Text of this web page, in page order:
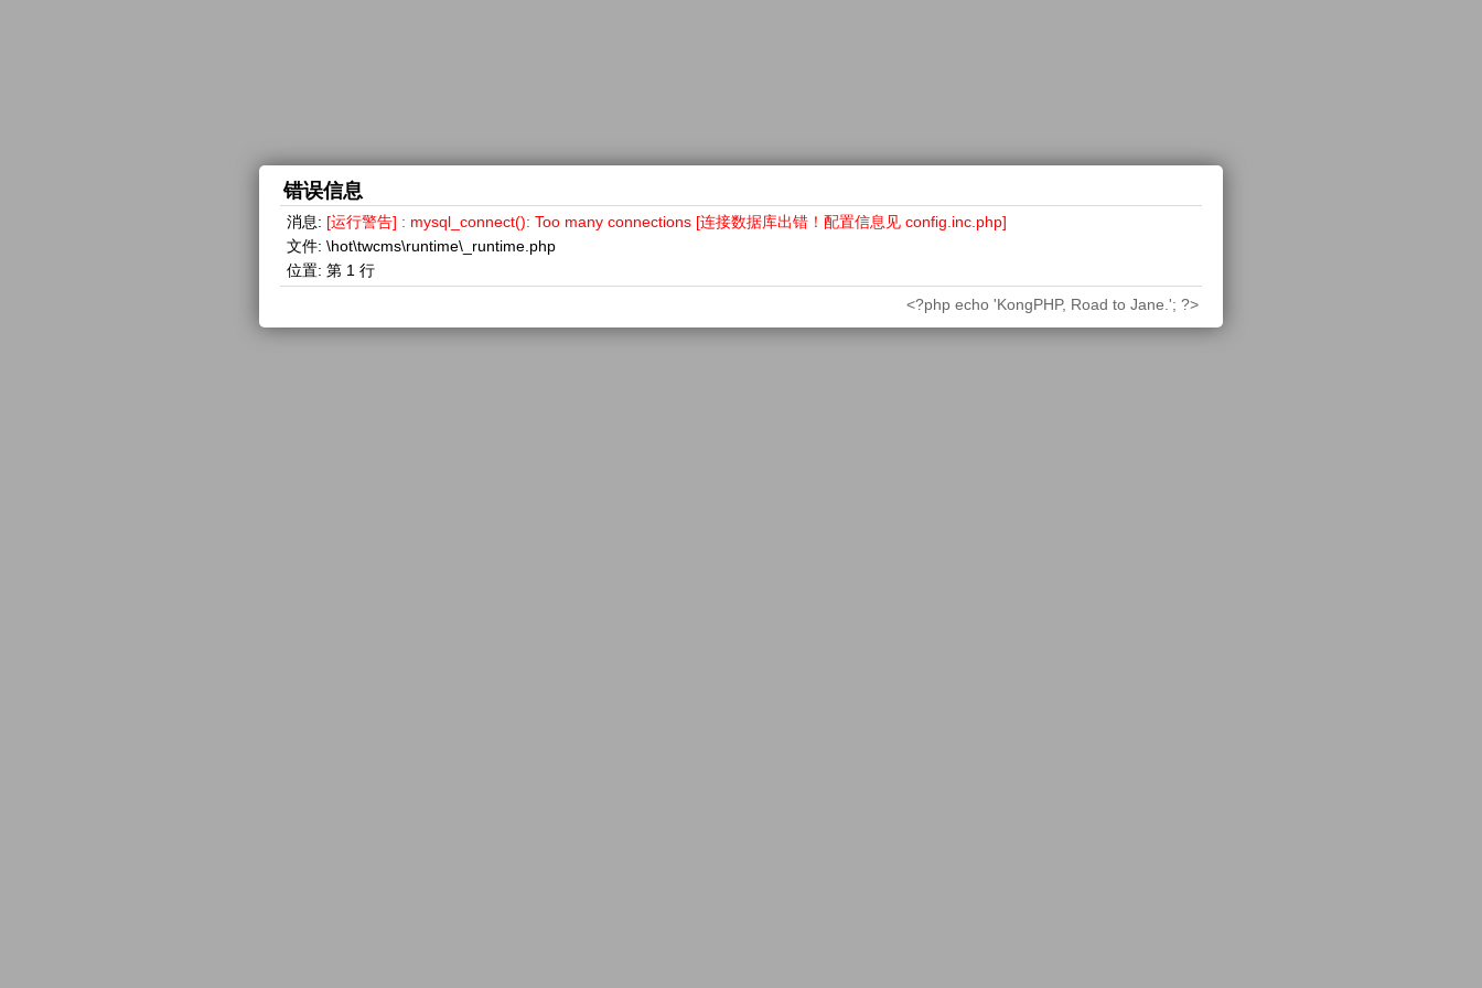
错误信息
消息: [运行警告] : mysql_connect(): Too many connections [连接数据库出错！配置信息见 config.inc.php]
文件: \hot\twcms\runtime\_runtime.php
位置: 第 1 行
<?php echo 'KongPHP, Road to Jane.'; ?>